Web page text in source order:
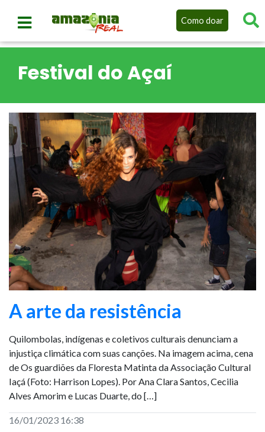
Como doar
Festival do Açaí
A arte da resistência
Quilombolas, indígenas e coletivos culturais denunciam a
injustiça climática com suas canções. Na imagem acima, cena
de Os guardiões da Floresta Matinta da Associação Cultural
Iaçá (Foto: Harrison Lopes). Por Ana Clara Santos, Cecilia
Alves Amorim e Lucas Duarte, do […]
16/01/2023 16:38